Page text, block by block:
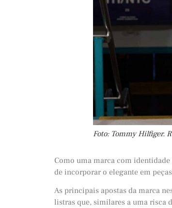
Foto: Tommy Hilfiger.
Como uma marca com
de incorporar o elegante em
As principais apostas da marca
listras que, similares a uma risca